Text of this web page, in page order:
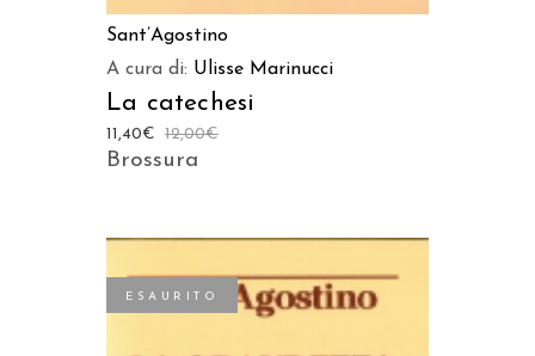
Sant’Agostino
A cura di: Ulisse Marinucci
La catechesi
12,00€
11,40€
Brossura
ESAURITO